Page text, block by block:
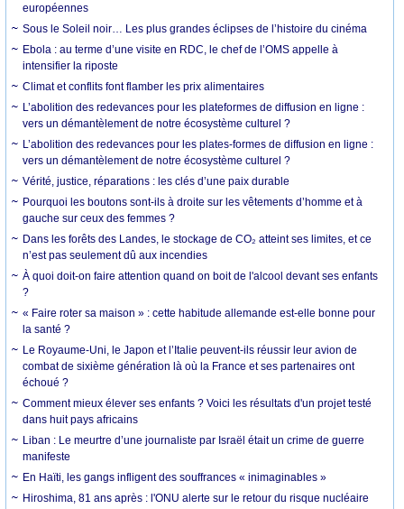
européennes
Sous le Soleil noir… Les plus grandes éclipses de l’histoire du cinéma
Ebola : au terme d’une visite en RDC, le chef de l’OMS appelle à
intensifier la riposte
Climat et conflits font flamber les prix alimentaires
L’abolition des redevances pour les plateformes de diffusion en ligne :
vers un démantèlement de notre écosystème culturel ?
L’abolition des redevances pour les plates-formes de diffusion en ligne :
vers un démantèlement de notre écosystème culturel ?
Vérité, justice, réparations : les clés d’une paix durable
Pourquoi les boutons sont-ils à droite sur les vêtements d’homme et à
gauche sur ceux des femmes ?
Dans les forêts des Landes, le stockage de CO₂ atteint ses limites, et ce
n’est pas seulement dû aux incendies
À quoi doit-on faire attention quand on boit de l'alcool devant ses enfants
?
« Faire roter sa maison » : cette habitude allemande est-elle bonne pour
la santé ?
Le Royaume-Uni, le Japon et l’Italie peuvent-ils réussir leur avion de
combat de sixième génération là où la France et ses partenaires ont
échoué ?
Comment mieux élever ses enfants ? Voici les résultats d'un projet testé
dans huit pays africains
Liban : Le meurtre d’une journaliste par Israël était un crime de guerre
manifeste
En Haïti, les gangs infligent des souffrances « inimaginables »
Hiroshima, 81 ans après : l'ONU alerte sur le retour du risque nucléaire